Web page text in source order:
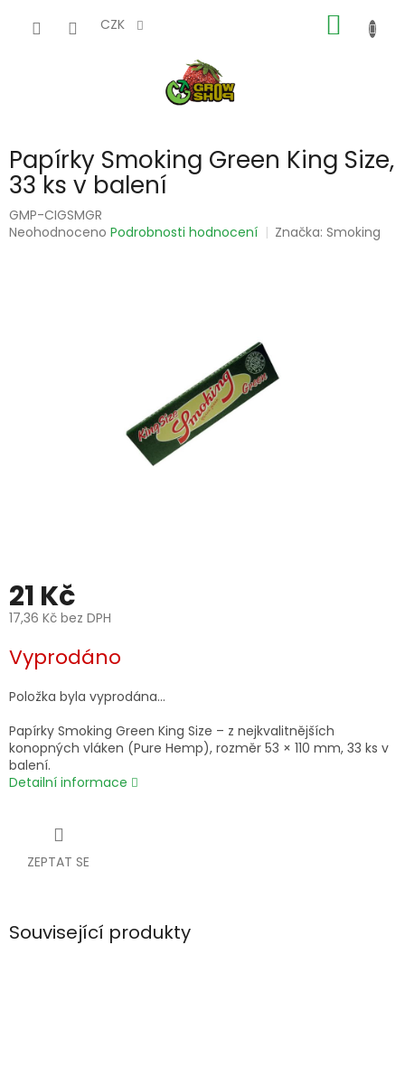
CZK
KOŠÍK
Papírky Smoking Green King Size,
33 ks v balení
GMP-CIGSMGR
Průměrné
Neohodnoceno Podrobnosti hodnocení Značka:Smoking
21 Kč
17,36 Kč bez DPH
cena:
Vyprodáno
Položka byla vyprodána…
Papírky Smoking Green King Size – z nejkvalitnějších
konopných vláken (Pure Hemp), rozměr 53 × 110 mm, 33 ks v
balení.
Detailní informace
ZEPTAT SE
Související produkty